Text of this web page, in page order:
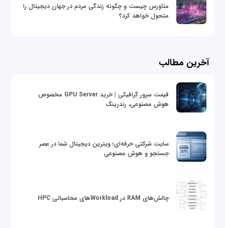
متاورس چیست و چگونه زندگی مردم در جهان دیجیتال را
متحول خواهد کرد؟
آخرین مطالب
قیمت سرور گرافیکی | خرید GPU Server مخصوص
هوش مصنوعی، رندرینگ
سایت شرکتی حرفه‌ای؛ ویترین دیجیتال شما در عصر
جستجو و هوش مصنوعی
چالش‌های RAM در Workloadهای محاسباتی HPC